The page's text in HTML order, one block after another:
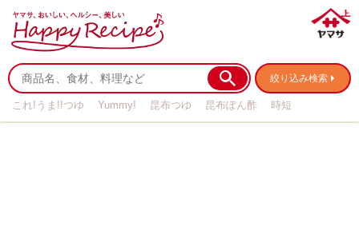
絞り込み検索
これ!うま!!つゆ Yummy! 昆布つゆ 昆布ぽん酢
時短